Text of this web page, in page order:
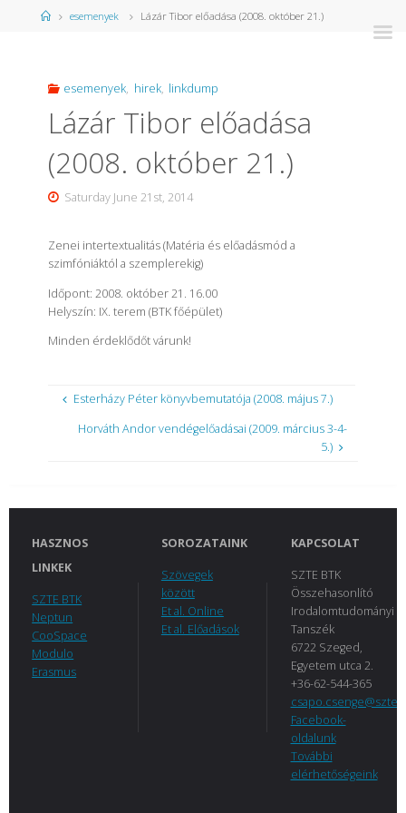
Homeesemenyek Lázár Tibor előadása (2008. október 21.)
esemenyek, hirek, linkdump
Lázár Tibor előadása
(2008. október 21.)
Saturday June 21st, 2014
Zenei intertextualitás (Matéria és előadásmód a
szimfóniáktól a szemplerekig)
Időpont: 2008. október 21. 16.00
Helyszín: IX. terem (BTK főépület)
Minden érdeklődőt várunk!
Esterházy Péter könyvbemutatója (2008. május 7.)
Horváth Andor vendégelőadásai (2009. március 3-4-
5.)
HASZNOS
LINKEK
SZTE BTK
Neptun
CooSpace
Modulo
Erasmus
SOROZATAINK
Szövegek
között
Et al. Online
Et al. Előadások
KAPCSOLAT
SZTE BTK
Összehasonlító
Irodalomtudományi
Tanszék
6722 Szeged,
Egyetem utca 2.
+36-62-544-365
Facebook-
oldalunk
További
elérhetőségeink